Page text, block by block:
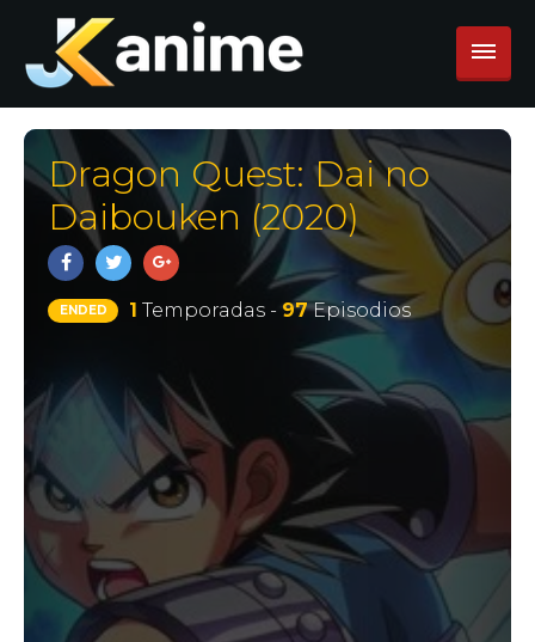
Dragon Quest: Dai no
Daibouken (2020)
ENDED 1 Temporadas - 97Episodios